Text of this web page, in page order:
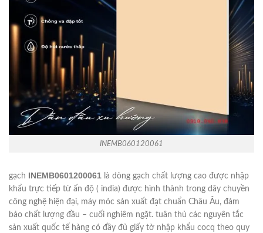
INEMB060120061
gạch INEMB0601200061 là dòng gạch chất lượng cao được nhập
khẩu trực tiếp từ ấn độ ( india) được hình thành trong dây chuyền
công nghệ hiện đại, máy móc sản xuất đạt chuẩn Châu Âu, đảm
bảo chất lượng đầu – cuối nghiêm ngặt. tuân thủ các nguyên tắc
sản xuất quốc tế hàng có đầy đủ giấy tờ nhập khẩu cocq theo quy